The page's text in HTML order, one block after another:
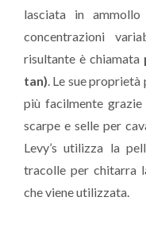
lasciata in
concentrazioni
risultante è chiamata
tan) . Le sue
più facilmente
scarpe e selle per
Levy’s utilizza la
tracolle per chitarra
che viene utilizzata.